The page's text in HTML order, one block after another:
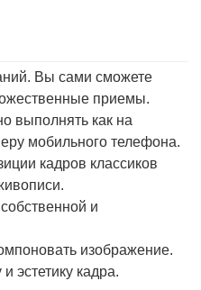
Вы сами сможете
приемы.
выполнять как на
мобильного телефона.
кадров классиков
и
изображение.
эстетику кадра.